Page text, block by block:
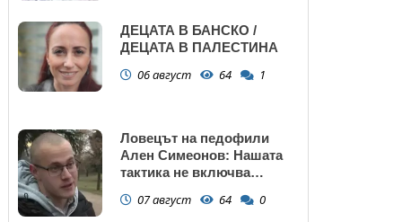
ДЕЦАТА В БАНСКО /
ДЕЦАТА В ПАЛЕСТИНА
06 август 64 1
Ловецът на педофили
Ален Симеонов: Нашата
тактика не включва
07 август 64 0